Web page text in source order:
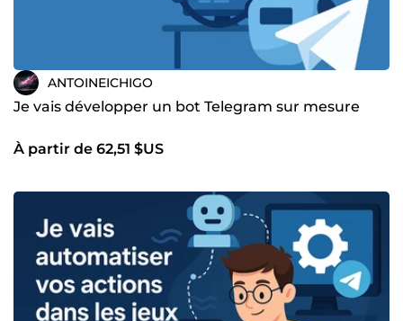
ANTOINEICHIGO
Je vais développer un bot Telegram sur mesure
À partir de 62,51 $US